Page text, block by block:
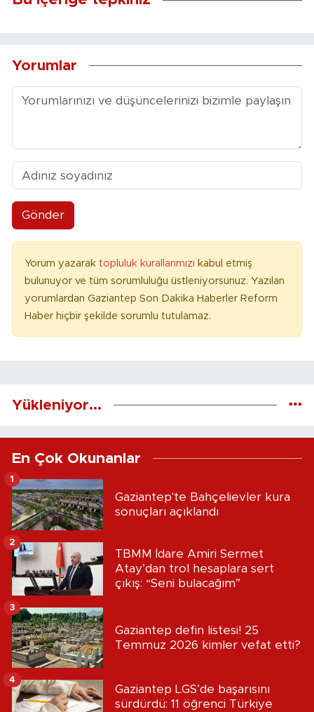
Yorumlar
Gönder
Yorum yazarak topluluk kurallarımızı kabul etmiş
bulunuyor ve tüm sorumluluğu üstleniyorsunuz. Yazılan
yorumlardan Gaziantep Son Dakika Haberler Reform
Haber hiçbir şekilde sorumlu tutulamaz.
Yükleniyor...
En Çok Okunanlar
Gaziantep'te Bahçelievler kura
sonuçları açıklandı
1
TBMM İdare Amiri Sermet
Atay’dan trol hesaplara sert
çıkış: “Seni bulacağım”
2
Gaziantep defin listesi! 25
Temmuz 2026 kimler vefat etti?
3
Gaziantep LGS’de başarısını
sürdürdü: 11 öğrenci Türkiye
4